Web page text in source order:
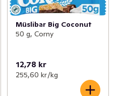
Müslibar Big Coconut
50 g, Corny
12,78 kr
255,60 kr /kg